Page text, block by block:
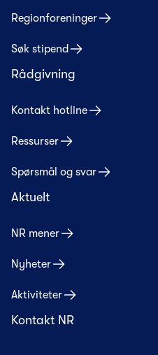
Regionforeninger
Søk stipend
Rådgivning
Kontakt hotline
Ressurser
Spørsmål og svar
Aktuelt
NR mener
Nyheter
Aktiviteter
Kontakt NR